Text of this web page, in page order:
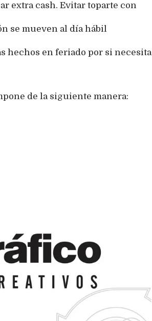
extra cash. Evitar toparte con
se mueven al día hábil
hechos en feriado por si necesita
de la siguiente manera: